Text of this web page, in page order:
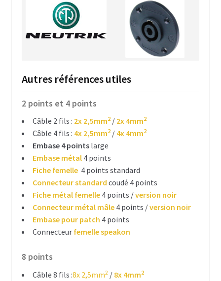
Mousse & inserts
Pieds & tampons caoutchouc
Velcro & rubans adhésifs
Platines diverses
Cage rack 19 pouces
Accessoires rack 19 pouces
Glissières de rack & crémaillères
Ventilateurs pour flightcase
Autres références utiles
2 points et 4 points
Câble 2 fils : 2x 2,5mm2/ 2x 4mm2
Câble 4 fils : 4x 2,5mm2/ 4x 4mm2
Embase 4 pointslarge
Embase métal 4 points
Fiche femelle 4 points standard
Connecteur standard coudé 4 points
Fiche métal femelle4 points /version noir
Connecteur métal mâle4 points /version noir
Embase pour patch 4 points
Connecteur femelle speakon
8 points
Câble 8 fils :8x 2,5mm2 / 8x 4mm2